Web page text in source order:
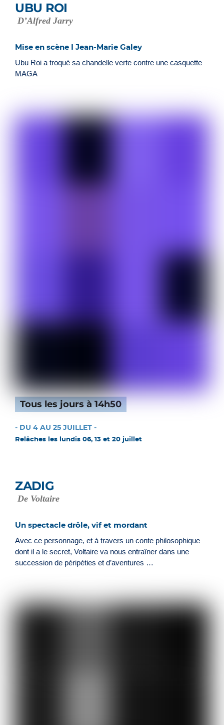
UBU ROI
D’Alfred Jarry
Mise en scène I Jean-Marie Galey
Ubu Roi a troqué sa chandelle verte contre une casquette
MAGA
Tous les jours à 14h50
- DU 4 AU 25 JUILLET -
Relâches les lundis 06, 13 et 20 juillet
ZADIG
De Voltaire
Un spectacle drôle, vif et mordant
Avec ce personnage, et à travers un conte philosophique
dont il a le secret, Voltaire va nous entraîner dans une
succession de péripéties et d’aventures …